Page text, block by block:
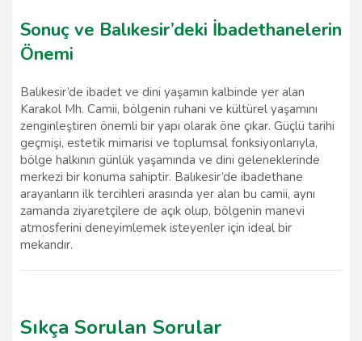
Sonuç ve Balıkesir’deki İbadethanelerin
Önemi
Balıkesir’de ibadet ve dini yaşamın kalbinde yer alan
Karakol Mh. Camii, bölgenin ruhani ve kültürel yaşamını
zenginleştiren önemli bir yapı olarak öne çıkar. Güçlü tarihi
geçmişi, estetik mimarisi ve toplumsal fonksiyonlarıyla,
bölge halkının günlük yaşamında ve dini geleneklerinde
merkezi bir konuma sahiptir. Balıkesir’de ibadethane
arayanların ilk tercihleri arasında yer alan bu camii, aynı
zamanda ziyaretçilere de açık olup, bölgenin manevi
atmosferini deneyimlemek isteyenler için ideal bir
mekandır.
Sıkça Sorulan Sorular